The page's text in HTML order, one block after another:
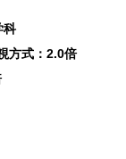
科
方式：2.0倍